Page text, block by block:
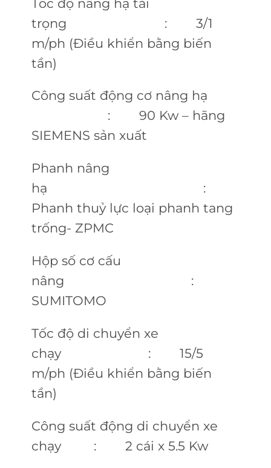
Tốc độ nâng hạ tải
trọng : 3/1
m/ph (Điều khiển bằng biến
tần)
Công suất động cơ nâng hạ
: 90 Kw – hãng
SIEMENS sản xuất
Phanh nâng
hạ :
Phanh thuỷ lực loại phanh tang
trống- ZPMC
Hộp số cơ cấu
nâng :
SUMITOMO
Tốc độ di chuyển xe
chạy : 15/5
m/ph (Điều khiển bằng biến
tần)
Công suất động di chuyển xe
chạy : 2 cái x 5.5 Kw